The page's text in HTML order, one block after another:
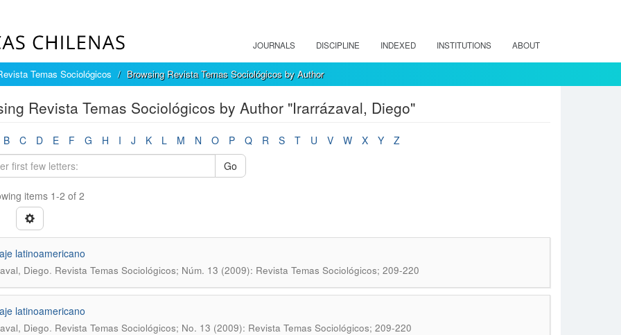
JOURNALS DISCIPLINE INDEXED INSTITUTIONS ABOUT
Temas Sociológicos Browsing Revista Temas Sociológicos by Author
Revista Temas Sociológicos by Author "Irarrázaval, Diego"
B C D E F G H I J K L M N O P Q R S T U V W X Y
Z
Go
items 1-2 of 2
latinoamericano
Diego. Revista Temas Sociológicos; Núm. 13 (2009): Revista Temas Sociológicos; 209-220
latinoamericano
Diego. Revista Temas Sociológicos; No. 13 (2009): Revista Temas Sociológicos; 209-220